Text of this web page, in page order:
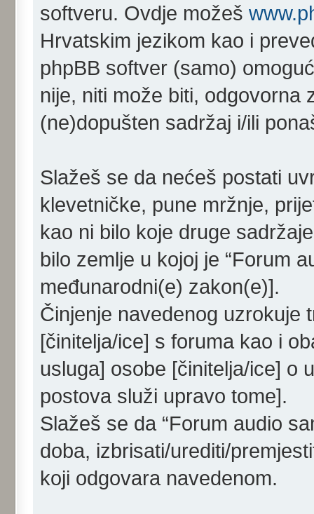
softveru. Ovdje možeš
Hrvatskim jezikom kao i
phpBB softver (samo)
nije, niti može biti, odgovorna
(ne)dopušten sadržaj i/ili
Slažeš se da nećeš postati
klevetničke, pune mržnje,
kao ni bilo koje druge
bilo zemlje u kojoj je “Forum
međunarodni(e) zakon(e)].
Činjenje navedenog uzrokuje
[činitelja/ice] s foruma kao i
usluga] osobe [činitelja/ice] o
postova služi upravo tome].
Slažeš se da “Forum audio
doba, izbrisati/urediti/
koji odgovara navedenom.